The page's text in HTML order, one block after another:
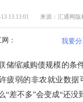
13:13:01 来源：汇通网版
： 我要
缩减购债规模的条件
疲弱的非农就业数据
“差不多”会变成“还没